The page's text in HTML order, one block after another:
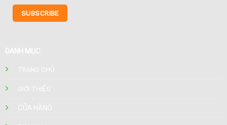
DANH MỤC
TRANG CHỦ
GIỚI THIỆU
CỬA HÀNG